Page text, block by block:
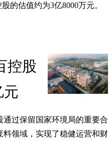
的估值约为3亿8000万元。
控股
元
过保留国家环境局的重要合
料领域，实现了稳健运营和财